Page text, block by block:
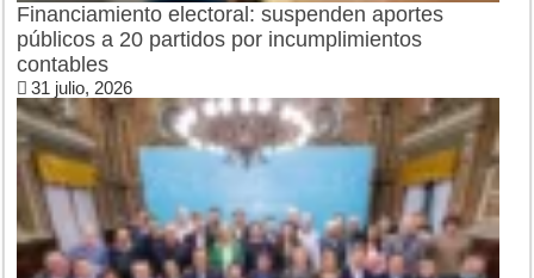
Financiamiento electoral: suspenden aportes
públicos a 20 partidos por incumplimientos
contables
31 julio, 2026